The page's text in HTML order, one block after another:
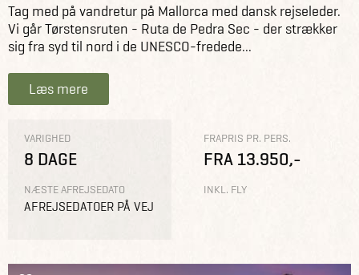
Tag med på vandretur på Mallorca med dansk rejseleder.
Vi går Tørstensruten - Ruta de Pedra Sec - der strækker
sig fra syd til nord i de UNESCO-fredede...
Læs mere
VARIGHED
8 DAGE
NÆSTE AFREJSEDATO
AFREJSEDATOER PÅ VEJ
FRAPRIS PR. PERS.
FRA 13.950,-
INKL. FLY